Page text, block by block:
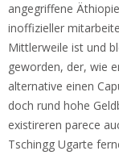
angegriffene
inoffizieller
Mittlerweile ist und
geworden, der, wie
alternative einen
doch rund hohe
existireren parece
Tschingg Ugarte